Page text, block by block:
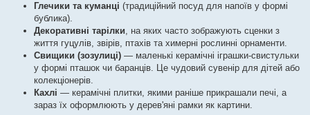
Глечики та куманці (традиційний посуд для напоїв у формі
бублика).
Декоративні тарілки, на яких часто зображують сценки з
життя гуцулів, звірів, птахів та химерні рослинні орнаменти.
Свищики (зозулиці) — маленькі керамічні іграшки-свистульки
у формі пташок чи баранців. Це чудовий сувенір для дітей або
колекціонерів.
Кахлі — керамічні плитки, якими раніше прикрашали печі, а
зараз їх оформлюють у дерев'яні рамки як картини.